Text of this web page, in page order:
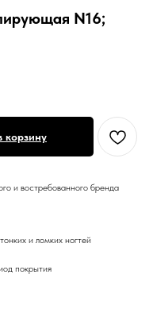
N16;
корзину
и востребованного бренда
и ломких ногтей
покрытия